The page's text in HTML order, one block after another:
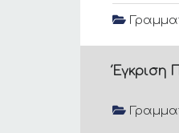
Έγκριση